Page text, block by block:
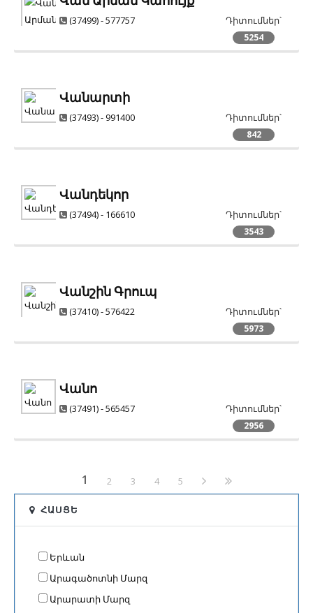
Դիտումներ՝
5254
(37499) - 577757
Վանարտի
Դիտումներ՝
842
(37493) - 991400
Վանդեկոր
Դիտումներ՝
3543
(37494) - 166610
Վանշին Գրուպ
Դիտումներ՝
5973
(37410) - 576422
Վանո
Դիտումներ՝
2956
(37491) - 565457
1 2 3 4 5
ՀԱՍՑԵ
Երևան
Արագածոտնի Մարզ
Արարատի Մարզ